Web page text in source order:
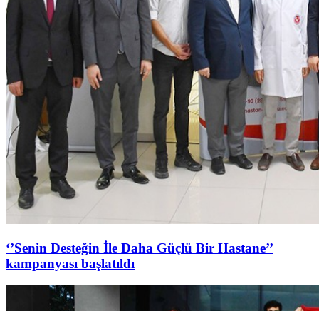
‘’Senin Desteğin İle Daha Güçlü Bir Hastane’’
kampanyası başlatıldı